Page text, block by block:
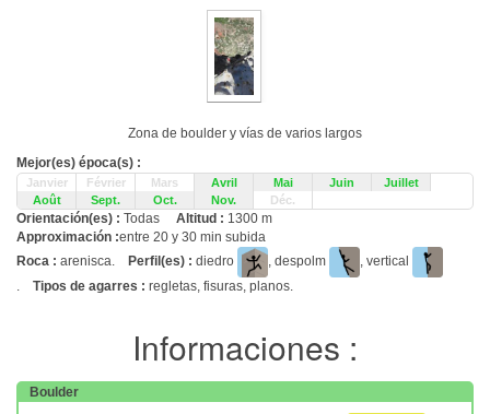
Zona de boulder y vías de varios largos
Mejor(es) época(s) :
Janvier Février Mars Avril Mai Juin
Juillet
Août
Sept. Oct. Nov. Déc.
Orientación(es) : Todas Altitud : 1300 m
Approximación :entre 20 y 30 min subida
Roca : arenisca. Perfil(es) : diedro , despolm
, vertical
. Tipos de agarres : regletas, fisuras, planos.
Informaciones :
Boulder